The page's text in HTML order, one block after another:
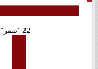
22 صفر